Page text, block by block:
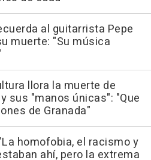
al guitarrista Pepe
muerte: "Su música
llora la muerte de
sus "manos únicas": "Que
de Granada"
homofobia, el racismo y
ahí, pero la extrema